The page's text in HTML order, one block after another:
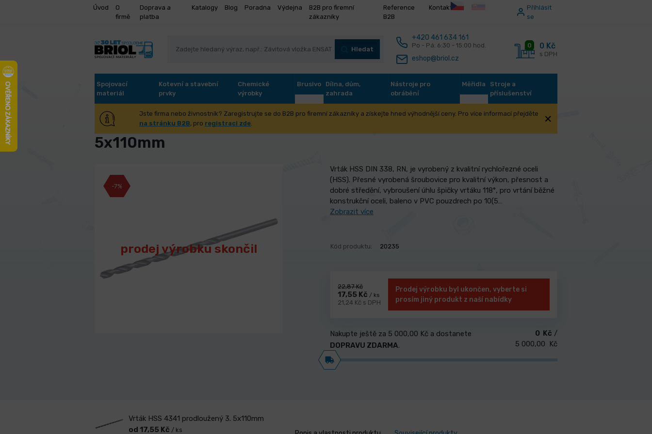
Úvod
O
firmě
Doprava a
platba
Katalogy Blog Poradna Výdejna
B2B pro firemní
zákazníky
Reference
B2B
Kontakt
Příhlásit
se
Hledat
+420 461 634 161
Po - Pá: 6:30 - 15:00 hod.
eshop@briol.cz
0 0 Kč
s DPH
Spojovací
materiál
Kotevní a stavební
prvky
Chemické
výrobky
Brusivo
Dílna, dům,
zahrada
Nástroje pro
obrábění
Měřidla
Stroje a
příslušenství
Jste firma nebo živnostník? Zaregistrujte se do B2B pro firemní zákazníky a získejte hned výhodnější ceny. Pro více informací přejděte
na stránku B2B, pro registraci zde.
Vrták HSS 4341 prodloužený 3.
5x110mm
prodej výrobku skončil
-7%
Vrták HSS DIN 338, RN, je vyrobený z kvalitní rychlořezné oceli
(HSS). Přesné vyrobená šroubovice pro kvalitní výkon, přesnost a
dobré středění, vybroušení úhlu špičky vrtáku 118°, pro vrtání běžné
konstrukční oceli, baleno v PVC pouzdrech po 10(5…
Zobrazit více
Kód produktu: 20235
22,87 Kč
17,55 Kč / ks
21,24 Kč s DPH
Prodej výrobku byl ukončen, vyberte si
prosím jiný produkt z naší nabídky
Nakupte ještě za 5 000,00 Kč a dostanete
DOPRAVU ZDARMA.
0 Kč /
5 000,00 Kč
Vrták HSS 4341 prodloužený 3. 5x110mm
od 17,55 Kč / ks